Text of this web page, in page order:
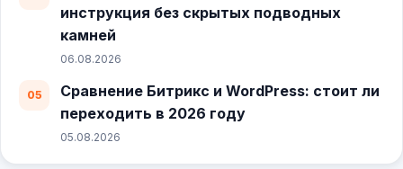
инструкция без скрытых подводных
камней
06.08.2026
Сравнение Битрикс и WordPress: стоит ли
переходить в 2026 году
05.08.2026